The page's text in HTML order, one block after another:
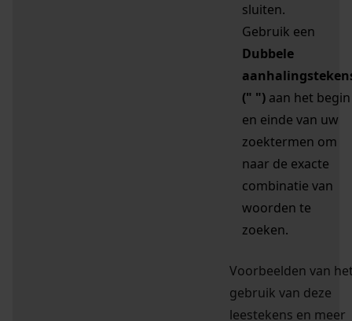
sluiten.
Gebruik een
Dubbele
(" ") aan het begin
en einde van uw
zoektermen om
naar de exacte
combinatie van
woorden te
zoeken.
Voorbeelden van
gebruik van deze
leestekens en meer